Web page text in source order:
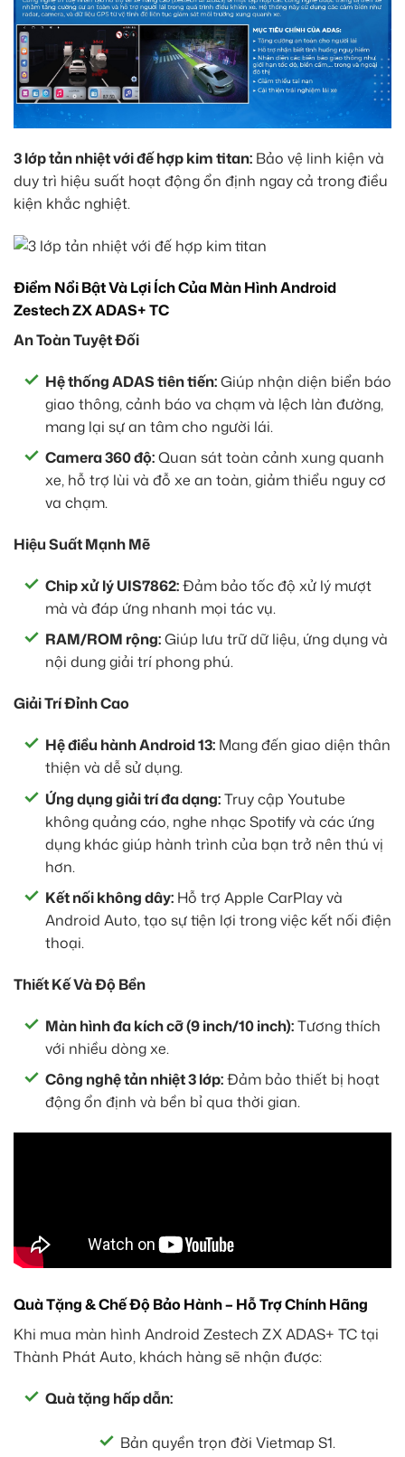
3 lớp tản nhiệt với đế hợp kim titan: Bảo vệ linh kiện và
duy trì hiệu suất hoạt động ổn định ngay cả trong điều
kiện khắc nghiệt.
Điểm Nổi Bật Và Lợi Ích Của Màn Hình Android
Zestech ZX ADAS+ TC
An Toàn Tuyệt Đối
Hệ thống ADAS tiên tiến:Giúp nhận diện biển báo
giao thông, cảnh báo va chạm và lệch làn đường,
mang lại sự an tâm cho người lái.
Camera 360 độ:Quan sát toàn cảnh xung quanh
xe, hỗ trợ lùi và đỗ xe an toàn, giảm thiểu nguy cơ
va chạm.
Hiệu Suất Mạnh Mẽ
Chip xử lý UIS7862:Đảm bảo tốc độ xử lý mượt
mà và đáp ứng nhanh mọi tác vụ.
RAM/ROM rộng:Giúp lưu trữ dữ liệu, ứng dụng và
nội dung giải trí phong phú.
Giải Trí Đỉnh Cao
Hệ điều hành Android 13: Mang đến giao diện thân
thiện và dễ sử dụng.
Ứng dụng giải trí đa dạng:Truy cập Youtube
không quảng cáo, nghe nhạc Spotify và các ứng
dụng khác giúp hành trình của bạn trở nên thú vị
hơn.
Kết nối không dây: Hỗ trợ Apple CarPlay và
Android Auto, tạo sự tiện lợi trong việc kết nối điện
thoại.
Thiết Kế Và Độ Bền
Màn hình đa kích cỡ (9 inch/10 inch):Tương thích
với nhiều dòng xe.
Công nghệ tản nhiệt 3 lớp:Đảm bảo thiết bị hoạt
động ổn định và bền bỉ qua thời gian.
Quà Tặng & Chế Độ Bảo Hành – Hỗ Trợ Chính Hãng
Khi mua màn hình Android Zestech ZX ADAS+ TC tại
Thành Phát Auto, khách hàng sẽ nhận được:
Quà tặng hấp dẫn:
Bản quyền trọn đời Vietmap S1.